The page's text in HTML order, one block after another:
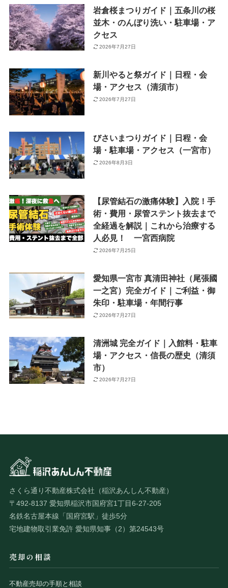
岩倉桜まつりガイド｜五条川の桜
並木・のんぼり洗い・駐車場・ア
クセス
2026年7月27日
新川やると祭ガイド｜日程・会
場・アクセス（清須市）
2026年7月27日
びさいまつりガイド｜日程・会
場・駐車場・アクセス（一宮市）
2026年8月3日
【尿管結石の激痛体験】入院！手
術・費用・尿管ステント抜去まで
全経過を解説｜これから治療する
人必見！ 一宮西病院
2026年7月25日
愛知県一宮市 真清田神社（尾張國
一之宮）完全ガイド｜ご利益・御
朱印・駐車場・年間行事
2026年7月27日
清洲城 完全ガイド｜入館料・駐車
場・アクセス・信長の歴史（清須
市）
2026年7月27日
さくら通り不動産株式会社（稲沢あんしん不動産）
〒492-8137 愛知県稲沢市国府宮1丁目6-27-205
名鉄名古屋本線「国府宮駅」徒歩5分
宅地建物取引業免許 愛知県知事（2）第24543号
売却の相談
不動産売却の手順と相談